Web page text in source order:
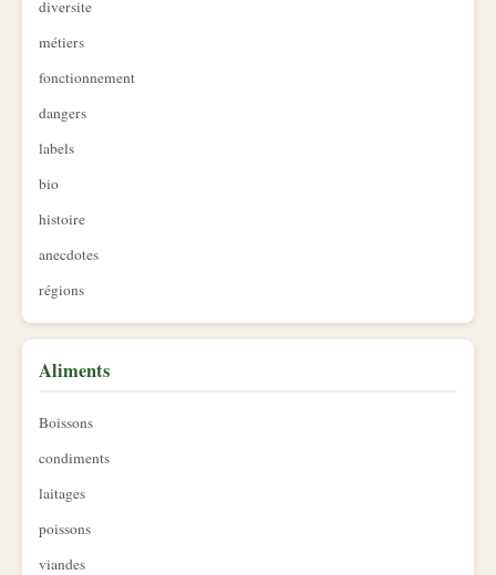
diversite
métiers
fonctionnement
dangers
labels
bio
histoire
anecdotes
régions
Aliments
Boissons
condiments
laitages
poissons
viandes